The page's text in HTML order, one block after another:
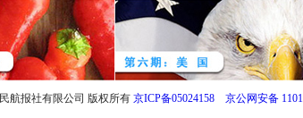
航报社有限公司 版权所有 京ICP备05024158 京公网安备